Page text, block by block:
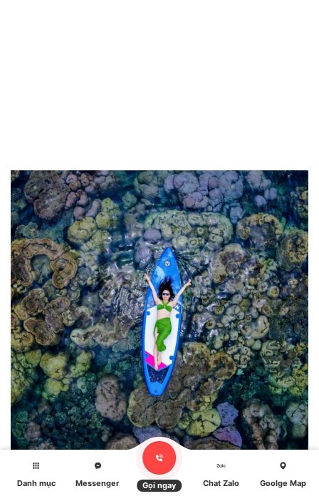
Danh mục Messenger Gọi ngay Chat Zalo Goolge Map